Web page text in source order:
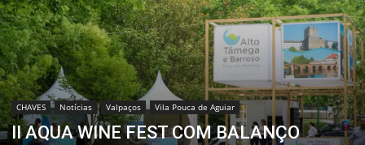
CHAVES Notícias Valpaços Vila Pouca de Aguiar
II AQUA WINE FEST COM BALANÇO